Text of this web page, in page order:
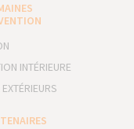
INTÉRIEURE